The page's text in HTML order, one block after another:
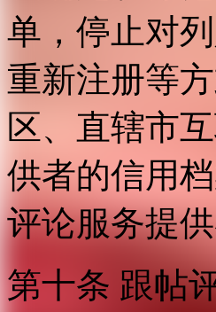
单，停止对
重新注册等
区、直辖市
供者的信用
评论服务提
第十条 跟帖